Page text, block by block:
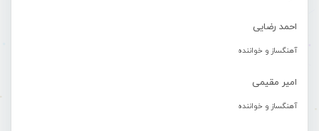
احمد رضایی
آهنگساز و خواننده
امیر مقیمی
آهنگساز و خواننده